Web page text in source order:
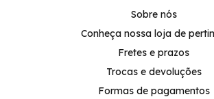
Sobre nós
Conheça nossa loja de
Fretes e prazos
Trocas e devoluções
Formas de pagamentos